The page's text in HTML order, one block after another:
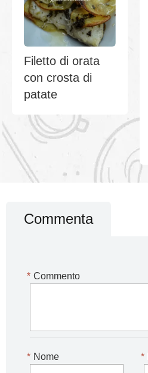
Filetto di orata
con crosta di
patate
Commenta
Commento
*
Nome
* *